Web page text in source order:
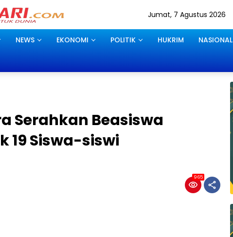
Jumat, 7 Agustus 2026
NEWS EKONOMI POLITIK HUKRIM NASIONAL
Serahkan Beasiswa
19 Siswa-siswi
965